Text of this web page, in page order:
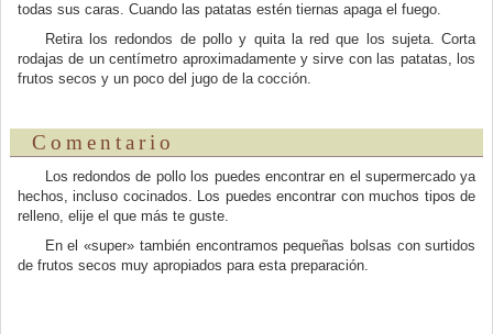
todas sus caras. Cuando las patatas estén tiernas apaga el fuego.
Retira los redondos de pollo y quita la red que los sujeta. Corta
rodajas de un centímetro aproximadamente y sirve con las patatas, los
frutos secos y un poco del jugo de la cocción.
Comentario
Los redondos de pollo los puedes encontrar en el supermercado ya
hechos, incluso cocinados. Los puedes encontrar con muchos tipos de
relleno, elije el que más te guste.
En el «super» también encontramos pequeñas bolsas con surtidos
de frutos secos muy apropiados para esta preparación.